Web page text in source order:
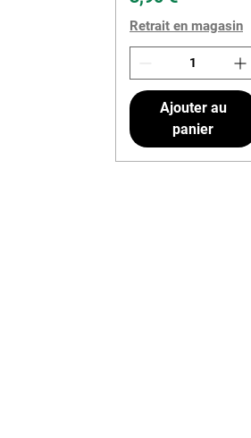
Retrait en magasin
Ajouter au
panier